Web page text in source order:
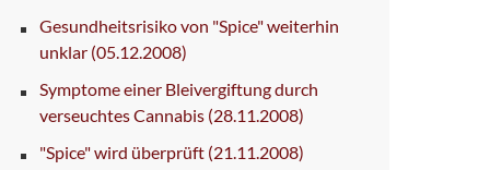
Gesundheitsrisiko von "Spice" weiterhin
unklar (05.12.2008)
Symptome einer Bleivergiftung durch
verseuchtes Cannabis (28.11.2008)
"Spice" wird überprüft (21.11.2008)